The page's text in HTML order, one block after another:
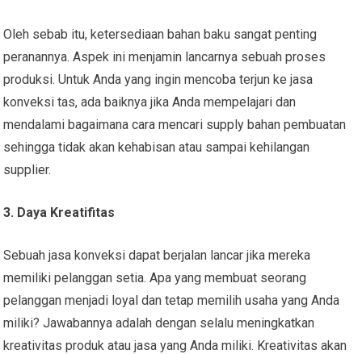
Oleh sebab itu, ketersediaan bahan baku sangat penting
peranannya. Aspek ini menjamin lancarnya sebuah proses
produksi. Untuk Anda yang ingin mencoba terjun ke jasa
konveksi tas, ada baiknya jika Anda mempelajari dan
mendalami bagaimana cara mencari supply bahan pembuatan
sehingga tidak akan kehabisan atau sampai kehilangan
supplier.
3. Daya Kreatifitas
Sebuah jasa konveksi dapat berjalan lancar jika mereka
memiliki pelanggan setia. Apa yang membuat seorang
pelanggan menjadi loyal dan tetap memilih usaha yang Anda
miliki? Jawabannya adalah dengan selalu meningkatkan
kreativitas produk atau jasa yang Anda miliki. Kreativitas akan